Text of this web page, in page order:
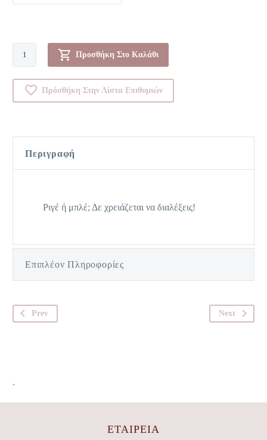
Πέδιλα-00Y86084
ποσότητα
Προσθήκη Στο Καλάθι
Πρόσθήκη Στην Λίστα Επιθυμιών
Περιγραφή
Ριγέ ή μπλέ; Δε χρειάζεται να διαλέξεις!
Επιπλέον Πληροφορίες
Prev Next
.
ΕΤΑΙΡΕΊΑ